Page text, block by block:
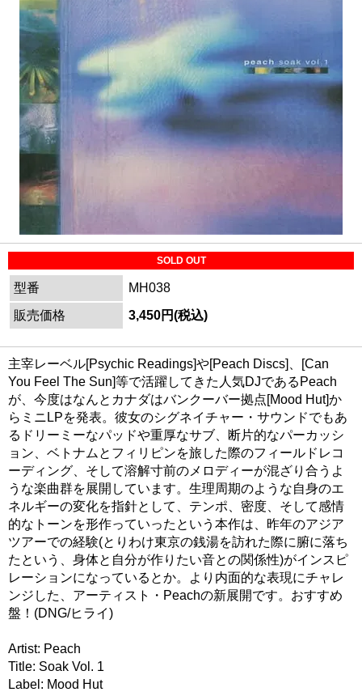
SOLD OUT
型番
MH038
販売価格
3,450円(税込)
主宰レーベル[Psychic Readings]や[Peach Discs]、[Can
You Feel The Sun]等で活躍してきた人気DJであるPeach
が、今度はなんとカナダはバンクーバー拠点[Mood Hut]か
らミニLPを発表。彼女のシグネイチャー・サウンドでもあ
るドリーミーなパッドや重厚なサブ、断片的なパーカッシ
ョン、ベトナムとフィリピンを旅した際のフィールドレコ
ーディング、そして溶解寸前のメロディーが混ざり合うよ
うな楽曲群を展開しています。生理周期のような自身のエ
ネルギーの変化を指針として、テンポ、密度、そして感情
的なトーンを形作っていったという本作は、昨年のアジア
ツアーでの経験(とりわけ東京の銭湯を訪れた際に腑に落ち
たという、身体と自分が作りたい音との関係性)がインスピ
レーションになっているとか。より内面的な表現にチャレ
ンジした、アーティスト・Peachの新展開です。おすすめ
盤！(DNG/ヒライ)
Artist: Peach
Title: Soak Vol. 1
Label: Mood Hut